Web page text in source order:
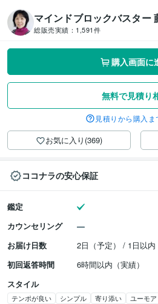
マインドブロックバスター
総販売実績： 1,591件
購入画面に
無料で見積り
見積りから購入
お気に入り(369)
ココナラの安心保証
鑑定
カウンセリング
お届け日数
2日（予定） / 1日以内
初回返答時間
6時間以内（実績）
スタイル
テンポが良い シンプル 寄り添い ユーモア